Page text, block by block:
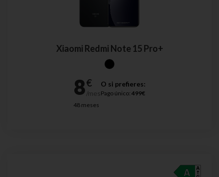
Xiaomi Redmi Note 15 Pro+
48 meses
O si prefieres:
Pago único: 499€